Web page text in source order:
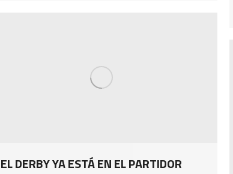
EL DERBY YA ESTÁ EN EL PARTIDOR